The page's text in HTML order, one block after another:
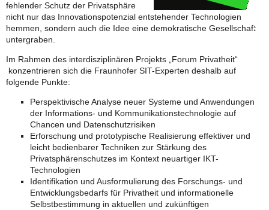
fehlender Schutz der Privatsphäre
nicht nur das Innovationspotenzial entstehender Technologien
hemmen, sondern auch die Idee eine demokratische Gesellschaft
untergraben.
Im Rahmen des interdisziplinären Projekts „Forum Privatheit“
konzentrieren sich die Fraunhofer SIT-Experten deshalb auf
folgende Punkte:
Perspektivische Analyse neuer Systeme und Anwendungen
der Informations- und Kommunikationstechnologie auf
Chancen und Datenschutzrisiken
Erforschung und prototypische Realisierung effektiver und
leicht bedienbarer Techniken zur Stärkung des
Privatsphärenschutzes im Kontext neuartiger IKT-
Technologien
Identifikation und Ausformulierung des Forschungs- und
Entwicklungsbedarfs für Privatheit und informationelle
Selbstbestimmung in aktuellen und zukünftigen